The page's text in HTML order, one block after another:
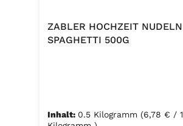
ZABLER HOCHZEIT NUDELN
SPAGHETTI 500G
Inhalt: 0.5 Kilogramm (6,78 € / 1